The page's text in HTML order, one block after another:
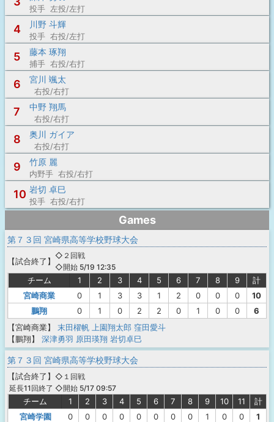
投手 左投/左打
4 川野 斗輝
投手 右投/左打
5 藤本 琢翔
捕手 右投/右打
6 宮川 颯太
右投/右打
7 中野 翔馬
右投/右打
8 奥川 ガイア
右投/右打
9 竹原 麗
内野手 右投/右打
10 岩切 卓巳
投手 右投/右打
Games
第７３回 宮崎県高等学校野球大会
【試合終了 】
◇２回戦
◇開始 5/19 12:35
チーム 1 2 3 4 5 6 7 8 9
計
宮崎商業
0 1 3 3 1 2 0 0 0
10
鵬翔
0 1 0 2 2 0 1 0 0
6
【宮崎商業】
末田櫂帆 上園翔太郎 窪田愛斗
【鵬翔】
深津勇羽 原田瑛翔 岩切卓巳
第７３回 宮崎県高等学校野球大会
【試合終了 】
延長11回終了
◇１回戦
◇開始 5/17 09:57
チーム 1 2 3 4 5 6 7 8 9 10 11
計
宮崎学園
0 0 0 0 0 0 0 0 1 0 0
1